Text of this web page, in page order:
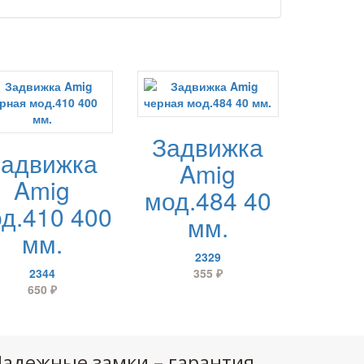
Amig
400
мм.
2344
650 ₽
Задвижка
Amig
мод.484 40
мм.
2329
355 ₽